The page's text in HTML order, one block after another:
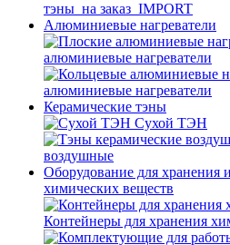
тэны_на заказ_IMPORT
Алюминиевые нагреватели
алюминиевые нагреватели
алюминиевые нагреватели
Керамические тэны
Сухой ТЭН
воздушные
Оборудование для хранения
химических веществ
Контейнеры для хранения